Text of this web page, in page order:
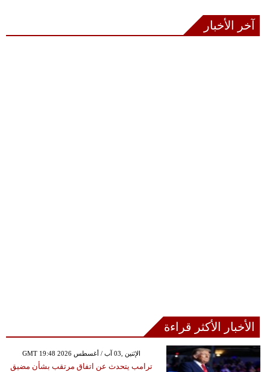
آخر الأخبار
الأخبار الأكثر قراءة
GMT 19:48 2026 الإثنين ,03 آب / أغسطس
ترامب يتحدث عن اتفاق مرتقب بشأن مضيق